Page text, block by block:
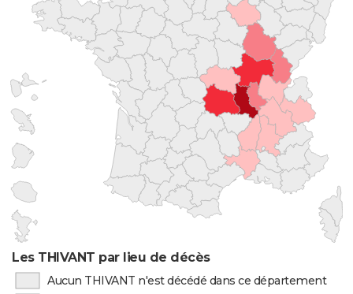
Les THIVANT par lieu de décès
Aucun THIVANT n'est décédé dans ce département